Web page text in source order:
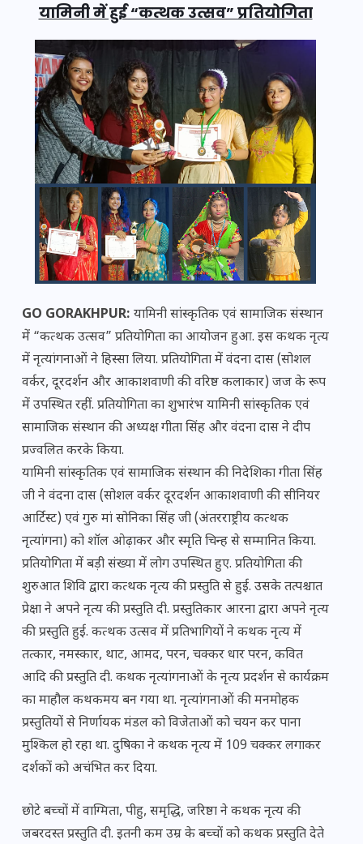
यामिनी में हुई “कत्थक उत्सव” प्रतियोगिता
GO GORAKHPUR: यामिनी सांस्कृतिक एवं सामाजिक संस्थान
में “कत्थक उत्सव” प्रतियोगिता का आयोजन हुआ. इस कथक नृत्य
में नृत्यांगनाओं ने हिस्सा लिया. प्रतियोगिता में वंदना दास (सोशल
वर्कर, दूरदर्शन और आकाशवाणी की वरिष्ठ कलाकार) जज के रूप
में उपस्थित रहीं. प्रतियोगिता का शुभारंभ यामिनी सांस्कृतिक एवं
सामाजिक संस्थान की अध्यक्ष गीता सिंह और वंदना दास ने दीप
प्रज्वलित करके किया.
यामिनी सांस्कृतिक एवं सामाजिक संस्थान की निदेशिका गीता सिंह
जी ने वंदना दास (सोशल वर्कर दूरदर्शन आकाशवाणी की सीनियर
आर्टिस्ट) एवं गुरु मां सोनिका सिंह जी (अंतरराष्ट्रीय कत्थक
नृत्यांगना) को शॉल ओढ़ाकर और स्मृति चिन्ह से सम्मानित किया.
प्रतियोगिता में बड़ी संख्या में लोग उपस्थित हुए. प्रतियोगिता की
शुरुआत शिवि द्वारा कत्थक नृत्य की प्रस्तुति से हुई. उसके तत्पश्चात
प्रेक्षा ने अपने नृत्य की प्रस्तुति दी. प्रस्तुतिकार आरना द्वारा अपने नृत्य
की प्रस्तुति हुई. कत्थक उत्सव में प्रतिभागियों ने कथक नृत्य में
तत्कार, नमस्कार, थाट, आमद, परन, चक्कर धार परन, कवित
आदि की प्रस्तुति दी. कथक नृत्यांगनाओं के नृत्य प्रदर्शन से कार्यक्रम
का माहौल कथकमय बन गया था. नृत्यांगनाओं की मनमोहक
प्रस्तुतियों से निर्णायक मंडल को विजेताओं को चयन कर पाना
मुश्किल हो रहा था. दुषिका ने कथक नृत्य में 109 चक्कर लगाकर
दर्शकों को अचंभित कर दिया.
छोटे बच्चों में वाग्मिता, पीहु, समृद्धि, जरिष्ठा ने कथक नृत्य की
जबरदस्त प्रस्तुति दी. इतनी कम उम्र के बच्चों को कथक प्रस्तुति देते